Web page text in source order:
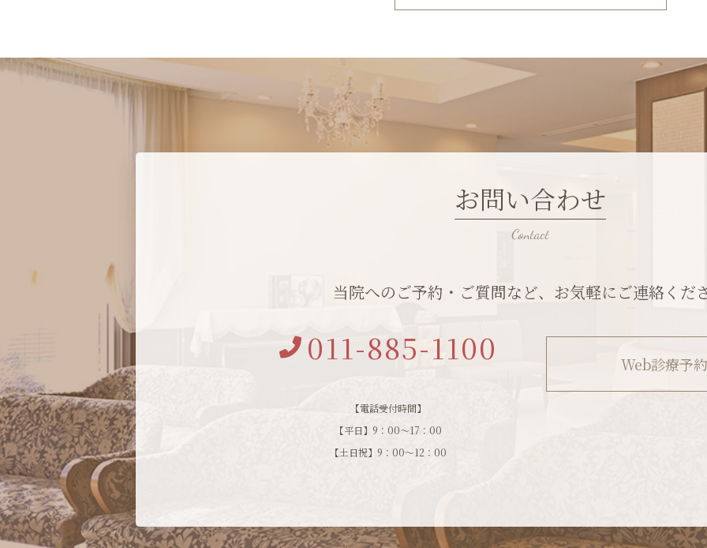
お問い合わせ
当院へのご予約・ご質問など、お気軽にご連絡くだ
011-885-1100
【電話受付時間】
【平日】9：00～17：00
【土日祝】9：00～12：00
Web診療予約